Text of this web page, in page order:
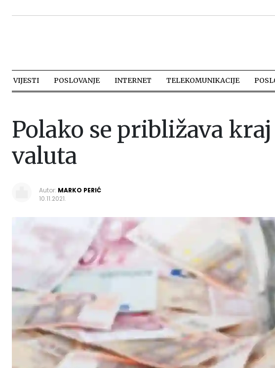
VIJESTI POSLOVANJE INTERNET TELEKOMUNIKACIJE
Polako se približava
valuta
Autor: MARKO PERIĆ
10.11.2021.